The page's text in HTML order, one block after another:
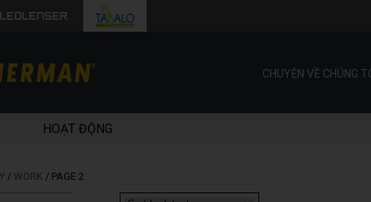
CHUYỆN VỀ CHÚNG
HOẠT ĐỘNG
/ WORK / PAGE 2